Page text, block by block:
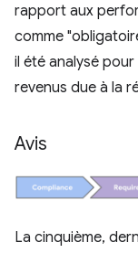
rapport aux
comme
il été analysé
revenus due à la
Avis
La cinquième,